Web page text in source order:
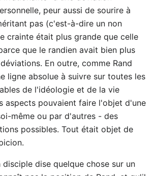
peur aussi de sourire à
pas (c'est-à-dire un non
crainte était plus grande que celle
que le randien avait bien plus
En outre, comme Rand
ligne absolue à suivre sur toutes les
de l'idéologie et de la vie
aspects pouvaient faire l'objet d'une
même ou par d'autres - des
possibles. Tout était objet de
disciple dise quelque chose sur un